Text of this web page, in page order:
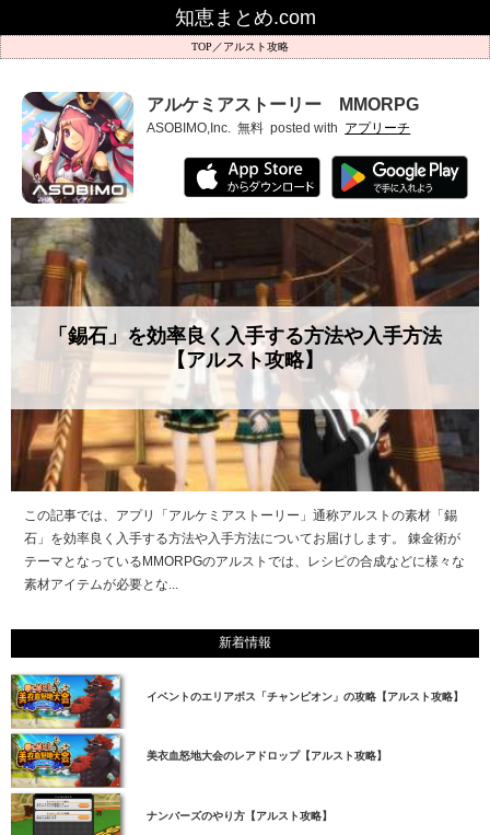
知恵まとめ.com
アルスト攻略
アルケミアストーリー MMORPG
ASOBIMO,Inc. 無料 posted with アプリーチ
「錫石」を効率良く入手する方法や入手方法
【アルスト攻略】
この記事では、アプリ「アルケミアストーリー」通称アルストの素材「錫
石」を効率良く入手する方法や入手方法についてお届けします。 錬金術が
テーマとなっているMMORPGのアルストでは、レシピの合成などに様々な
素材アイテムが必要とな...
新着情報
イベントのエリアボス「チャンピオン」の攻略【アルスト攻略】
美衣血怒地大会のレアドロップ【アルスト攻略】
ナンバーズのやり方【アルスト攻略】